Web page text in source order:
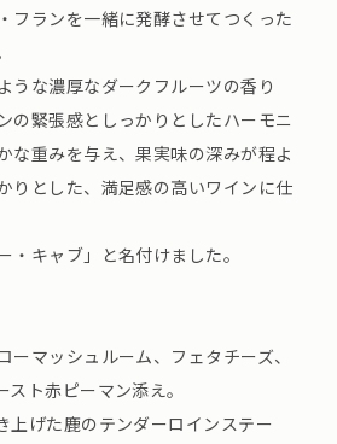
フランを一緒に発酵させてつくった
うな濃厚なダークフルーツの香り
の緊張感としっかりとしたハーモニ
な重みを与え、果実味の深みが程よ
りとした、満足感の高いワインに仕
・キャブ」と名付けました。
ーマッシュルーム、フェタチーズ、
ト赤ピーマン添え。
上げた鹿のテンダーロインステー